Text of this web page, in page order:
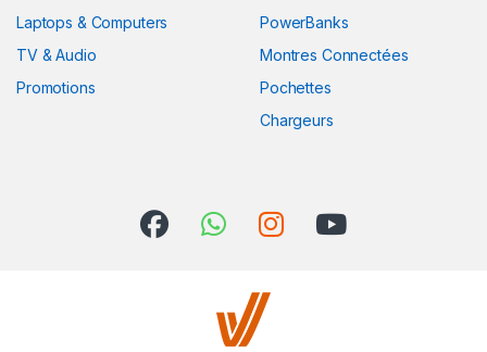
Laptops & Computers
TV & Audio
Promotions
PowerBanks
Montres Connectées
Pochettes
Chargeurs